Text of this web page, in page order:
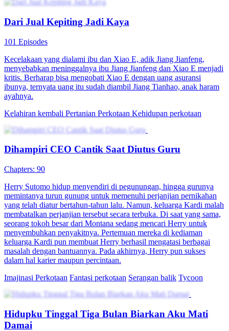
Dari Jual Kepiting Jadi Kaya
101 Episodes
Kecelakaan yang dialami ibu dan Xiao E, adik Jiang Jianfeng,
menyebabkan meninggalnya ibu Jiang Jianfeng dan Xiao E menjadi
kritis. Berharap bisa mengobati Xiao E dengan uang asuransi
ibunya, ternyata uang itu sudah diambil Jiang Tianhao, anak haram
ayahnya.
Kelahiran kembali Pertanian Perkotaan Kehidupan perkotaan
Dihampiri CEO Cantik Saat Diutus Guru
Chapters: 90
Herry Sutomo hidup menyendiri di pegunungan, hingga gurunya
memintanya turun gunung untuk memenuhi perjanjian pernikahan
yang telah diatur bertahun-tahun lalu. Namun, keluarga Kardi malah
membatalkan perjanjian tersebut secara terbuka. Di saat yang sama,
seorang tokoh besar dari Montana sedang mencari Herry untuk
menyembuhkan penyakitnya. Pertemuan mereka di kediaman
keluarga Kardi pun membuat Herry berhasil mengatasi berbagai
masalah dengan bantuannya. Pada akhirnya, Herry pun sukses
dalam hal karier maupun percintaan.
Imajinasi Perkotaan Fantasi perkotaan Serangan balik Tycoon
Hidupku Tinggal Tiga Bulan Biarkan Aku Mati
Damai